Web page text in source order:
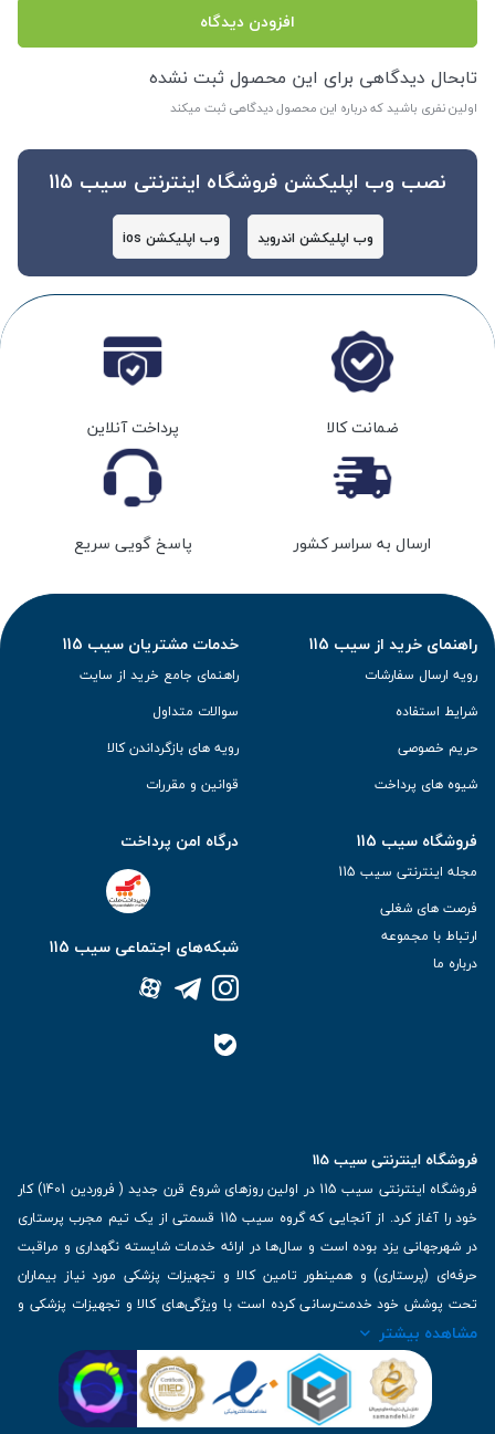
افزودن دیدگاه
تابحال دیدگاهی برای این محصول ثبت نشده
اولین نفری باشید که درباره این محصول دیدگاهی ثبت میکند
نصب وب اپلیکشن فروشگاه اینترنتی سیب 115
وب اپلیکشن اندروید وب اپلیکشن ios
ضمانت کالا پرداخت آنلاین
ارسال به سراسر کشور پاسخ گویی سریع
راهنمای خرید از سیب 115
رویه ارسال سفارشات
شرایط استفاده
حریم خصوصی
شیوه های پرداخت
خدمات مشتریان سیب 115
راهنمای جامع خرید از سایت
سوالات متداول
رویه های بازگرداندن کالا
قوانین و مقررات
فروشگاه سیب 115
مجله اینترنتی سیب 115
فرصت های شغلی
ارتباط با مجموعه
درباره ما
درگاه امن پرداخت
شبکه‌های اجتماعی سیب 115
فروشگاه اینترنتی سیب 115
فروشگاه اینترنتی سیب 115 در اولین روزهای شروع قرن جدید ( فروردین 1401) کار
خود را آغاز کرد. از آنجایی که گروه سیب 115 قسمتی از یک تیم مجرب پرستاری
در شهرجهانی یزد بوده است و سال‌ها در ارائه خدمات شایسته نگهداری و مراقبت
حرفه‌ای (پرستاری) و همینطور تامین کالا و تجهیزات پزشکی مورد نیاز بیماران
تحت پوشش خود خدمت‌رسانی کرده است با ویژگی‌های کالا و تجهیزات پزشکی و
برترین برندهای موجود در بازار اطلاعات بسیار ارزشمندی را دارا می‌باشد
| تلفن تماس : 36333383-035 | ایمیل: Info@Sib115.com
مشاهده بیشتر